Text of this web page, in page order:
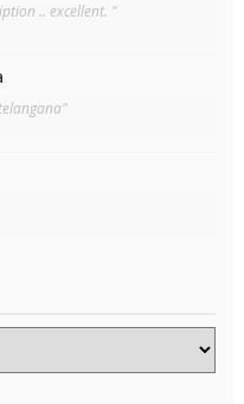
.. excellent. "